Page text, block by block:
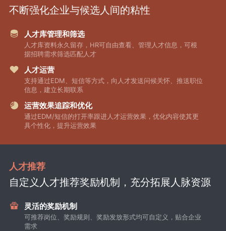
不断强化企业与候选人间的粘性
人才库管理和筛选
人才库资料永久留存，HR可自由查看、管理人才信息，可根
据招聘需求筛选匹配人才
人才运营
支持通过EDM、短信等方式，向人才发送问候关怀、推送职位
信息，建立长期联系
运营效果追踪和优化
通过EDM/短信的打开率跟进人才运营效果，优化内容使其更
具个性化，提升运营效果
人才推荐
自定义人才推荐奖励机制，充分拓展人脉资源
灵活的奖励机制
可推荐岗位、奖励规则、奖励发放形式均可自定义，贴合企业
需求